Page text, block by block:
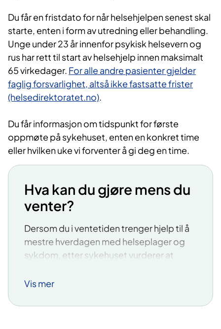
Du får en fristdato for når helsehjelpen senest skal
starte, enten i form av utredning eller behandling.
Unge under 23 år innenfor psykisk helsevern og
rus har rett til start av helsehjelp innen maksimalt
65 virkedager. For alle andre pasienter gjelder
faglig forsvarlighet, altså ikke fastsatte frister
(helsedirektoratet.no).
Du får informasjon om tidspunkt for første
oppmøte på sykehuset, enten en konkret time
eller hvilken uke vi forventer å gi deg en time.
Hva kan du gjøre mens du
venter?
Dersom du i ventetiden trenger hjelp til å
mestre hverdagen med helseplager og
sykdom, etter sykehuset vurderer at
av andre enn spesialisthelsetjenesten,
kommunale tjenester som ikke krever
Vis mer